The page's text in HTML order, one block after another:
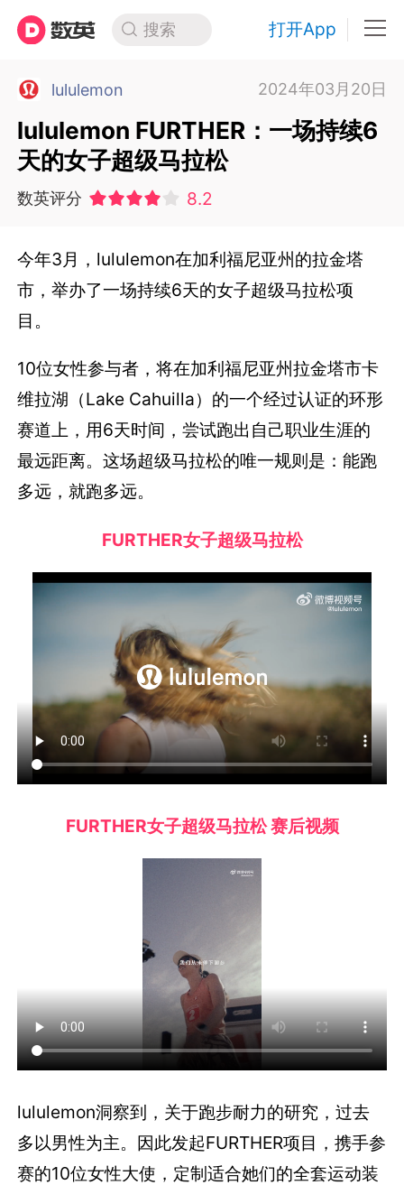
搜索 打开App
lululemon 2024年03月20日
lululemon FURTHER：一场持续6
天的女子超级马拉松
数英评分 8.2
今年3月，lululemon在加利福尼亚州的拉金塔
市，举办了一场持续6天的女子超级马拉松项
目。
10位女性参与者，将在加利福尼亚州拉金塔市卡
维拉湖（Lake Cahuilla）的一个经过认证的环形
赛道上，用6天时间，尝试跑出自己职业生涯的
最远距离。这场超级马拉松的唯一规则是：能跑
多远，就跑多远。
FURTHER女子超级马拉松
FURTHER女子超级马拉松 赛后视频
lululemon洞察到，关于跑步耐力的研究，过去
多以男性为主。因此发起FURTHER项目，携手参
赛的10位女性大使，定制适合她们的全套运动装